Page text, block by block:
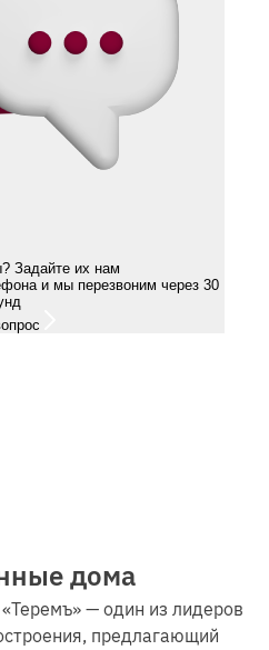
Задайте их нам
и мы перезвоним через 30
дома
— один из лидеров
предлагающий